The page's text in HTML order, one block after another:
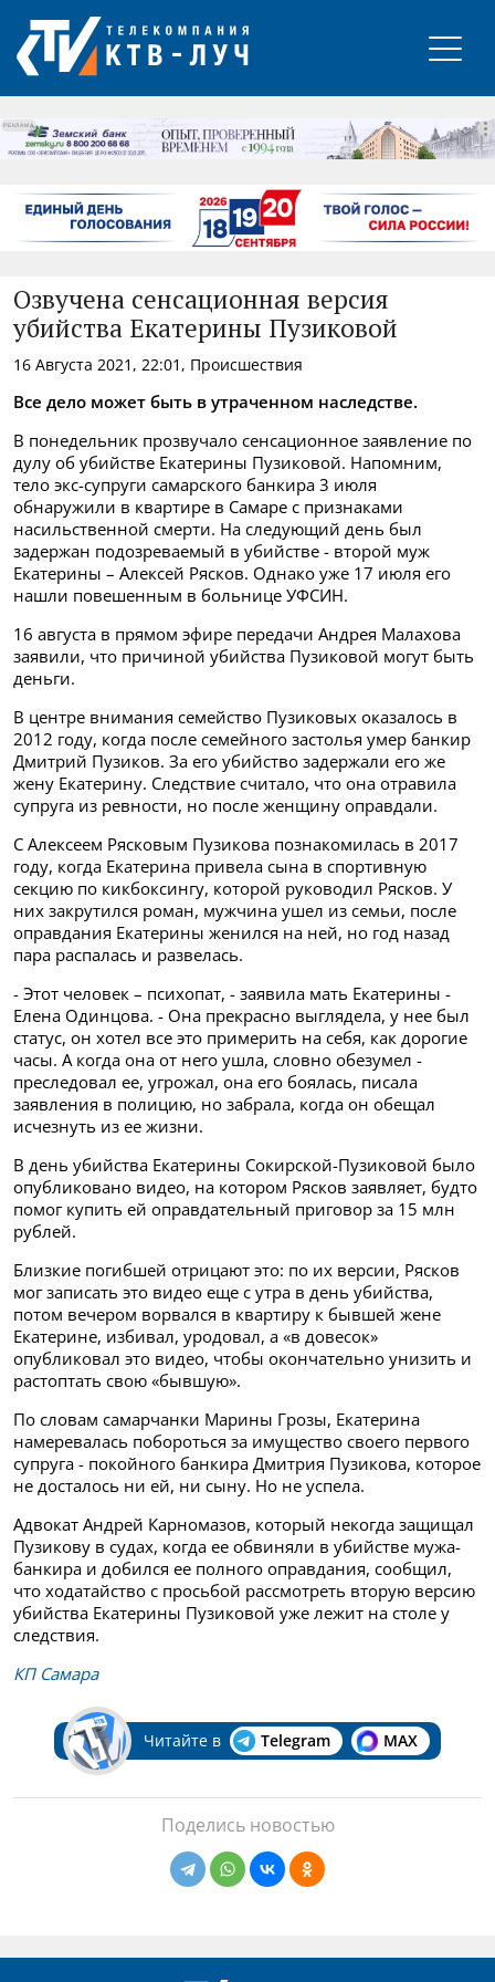
РЕКЛАМА
Озвучена сенсационная версия
убийства Екатерины Пузиковой
16 Августа 2021, 22:01, Происшествия
Все дело может быть в утраченном наследстве.
В понедельник прозвучало сенсационное заявление по
дулу об убийстве Екатерины Пузиковой. Напомним,
тело экс-супруги самарского банкира 3 июля
обнаружили в квартире в Самаре с признаками
насильственной смерти. На следующий день был
задержан подозреваемый в убийстве - второй муж
Екатерины – Алексей Рясков. Однако уже 17 июля его
нашли повешенным в больнице УФСИН.
16 августа в прямом эфире передачи Андрея Малахова
заявили, что причиной убийства Пузиковой могут быть
деньги.
В центре внимания семейство Пузиковых оказалось в
2012 году, когда после семейного застолья умер банкир
Дмитрий Пузиков. За его убийство задержали его же
жену Екатерину. Следствие считало, что она отравила
супруга из ревности, но после женщину оправдали.
С Алексеем Рясковым Пузикова познакомилась в 2017
году, когда Екатерина привела сына в спортивную
секцию по кикбоксингу, которой руководил Рясков. У
них закрутился роман, мужчина ушел из семьи, после
оправдания Екатерины женился на ней, но год назад
пара распалась и развелась.
- Этот человек – психопат, - заявила мать Екатерины -
Елена Одинцова. - Она прекрасно выглядела, у нее был
статус, он хотел все это примерить на себя, как дорогие
часы. А когда она от него ушла, словно обезумел -
преследовал ее, угрожал, она его боялась, писала
заявления в полицию, но забрала, когда он обещал
исчезнуть из ее жизни.
В день убийства Екатерины Сокирской-Пузиковой было
опубликовано видео, на котором Рясков заявляет, будто
помог купить ей оправдательный приговор за 15 млн
рублей.
Близкие погибшей отрицают это: по их версии, Рясков
мог записать это видео еще с утра в день убийства,
потом вечером ворвался в квартиру к бывшей жене
Екатерине, избивал, уродовал, а «в довесок»
опубликовал это видео, чтобы окончательно унизить и
растоптать свою «бывшую».
По словам самарчанки Марины Грозы, Екатерина
намеревалась побороться за имущество своего первого
супруга - покойного банкира Дмитрия Пузикова, которое
не досталось ни ей, ни сыну. Но не успела.
Адвокат Андрей Карномазов, который некогда защищал
Пузикову в судах, когда ее обвиняли в убийстве мужа-
банкира и добился ее полного оправдания, сообщил,
что ходатайство с просьбой рассмотреть вторую версию
убийства Екатерины Пузиковой уже лежит на столе у
следствия.
КП Самара
Читайте в Telegram MAX
Поделись новостью